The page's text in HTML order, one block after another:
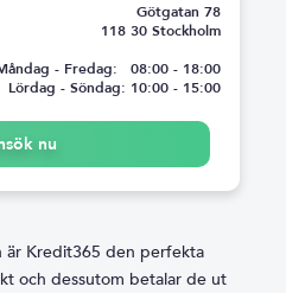
Götgatan 78
118 30 Stockholm
- Fredag: 08:00 - 18:00
Lördag - Söndag: 10:00 - 15:00
nu
Kredit365 den perfekta
och dessutom betalar de ut